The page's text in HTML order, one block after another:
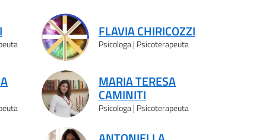
FLAVIA CHIRICOZZI
Psicologa | Psicoterapeuta
MARIA TERESA
CAMINITI
Psicologa | Psicoterapeuta